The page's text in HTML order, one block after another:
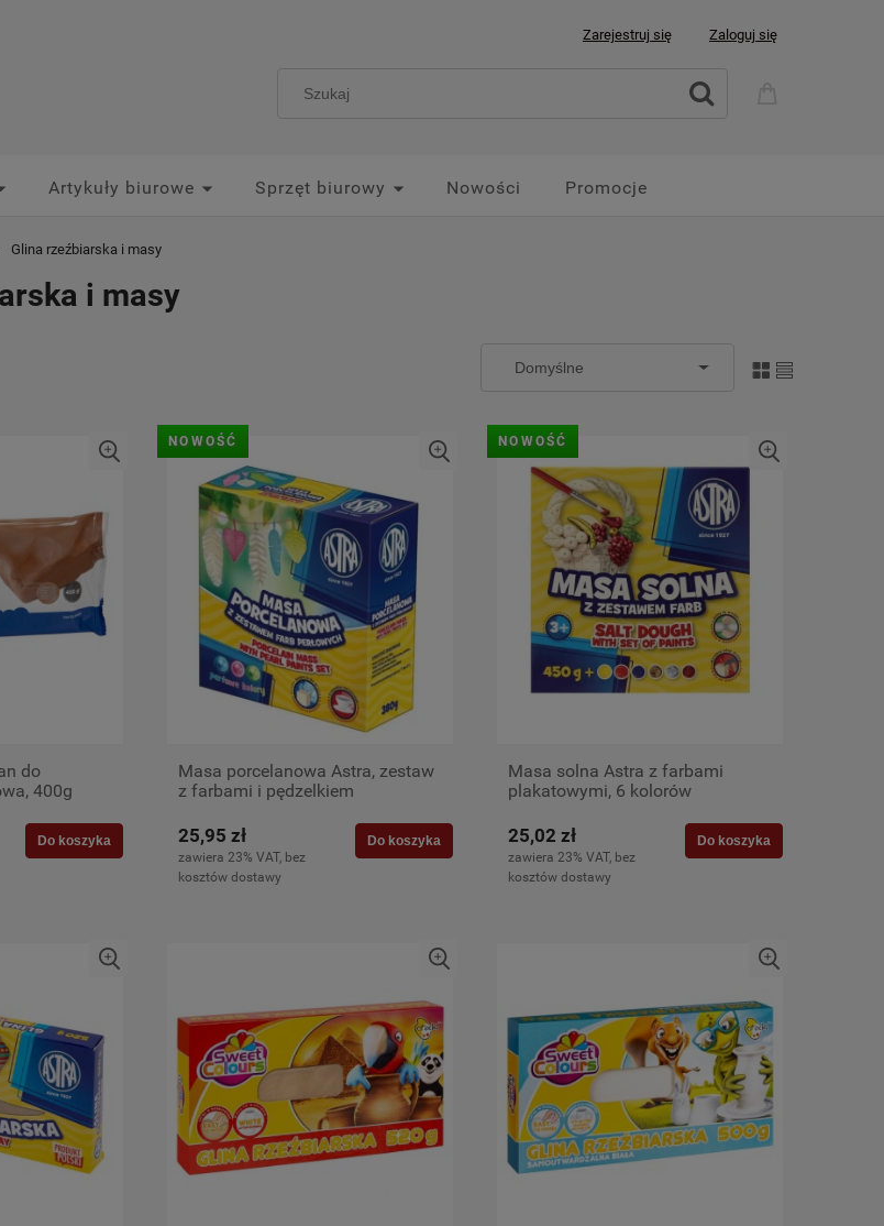
Zarejestruj się Zaloguj się
Artykuły biurowe Sprzęt biurowy Nowości Promocje
Glina rzeźbiarska i masy
i masy
do
400g
Do koszyka
Masa porcelanowa Astra, zestaw
z farbami i pędzelkiem
25,95 zł
zawiera 23% VAT, bez
kosztów dostawy
Do koszyka
NOWOŚĆ
Masa solna Astra z farbami
plakatowymi, 6 kolorów
25,02 zł
zawiera 23% VAT, bez
kosztów dostawy
Do koszyka
NOWOŚĆ